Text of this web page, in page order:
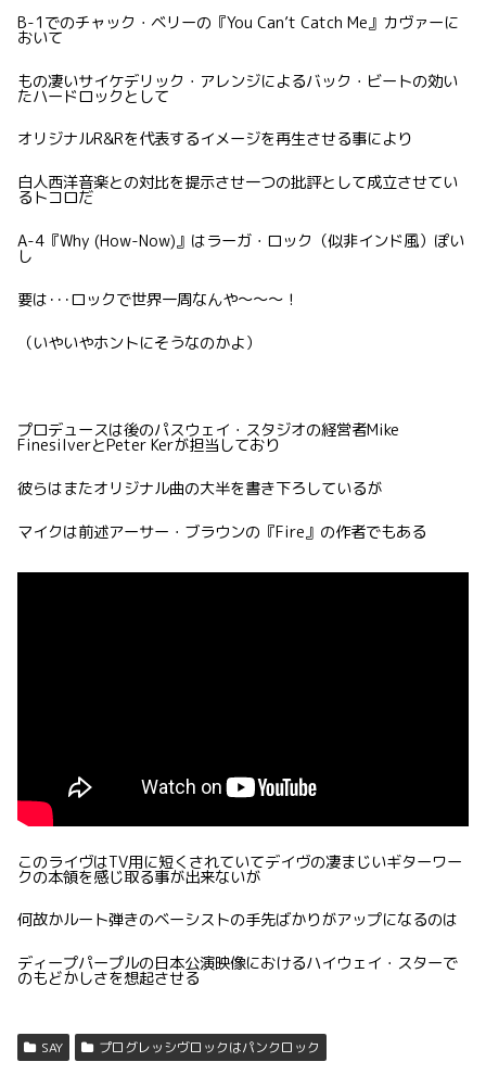
B-1でのチャック・ベリーの『You Can’t Catch Me』カヴァーに
おいて
もの凄いサイケデリック・アレンジによるバック・ビートの効い
たハードロックとして
オリジナルR&Rを代表するイメージを再生させる事により
白人西洋音楽との対比を提示させ一つの批評として成立させてい
るトコロだ
A-4『Why (How-Now)』はラーガ・ロック（似非インド風）ぽい
し
要は･･･ロックで世界一周なんや〜〜〜！
（いやいやホントにそうなのかよ）
プロデュースは後のパスウェイ・スタジオの経営者Mike
FinesilverとPeter Kerが担当しており
彼らはまたオリジナル曲の大半を書き下ろしているが
マイクは前述アーサー・ブラウンの『Fire』の作者でもある
このライヴはTV用に短くされていてデイヴの凄まじいギターワー
クの本領を感じ取る事が出来ないが
何故かルート弾きのベーシストの手先ばかりがアップになるのは
ディープパープルの日本公演映像におけるハイウェイ・スターで
のもどかしさを想起させる
SAY プログレッシヴロックはパンクロック